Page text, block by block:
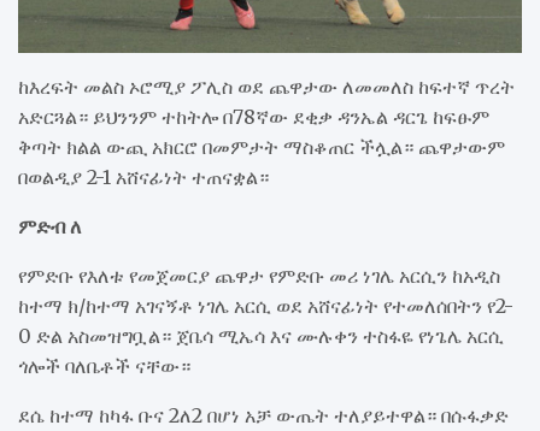
ከእረፍት መልስ ኦሮሚያ ፖሊስ ወደ ጨዋታው ለመመለስ ከፍተኛ ጥረት
አድርጓል። ይህንንም ተከትሎ በ78ኛው ደቂቃ ዳንኤል ዳርጌ ከፍፁም
ቅጣት ክልል ውጪ አክርሮ በመምታት ማስቆጠር ችሏል። ጨዋታውም
በወልዲያ 2-1 አሸናፊነት ተጠናቋል።
ምድብ ለ
የምድቡ የእለቱ የመጀመርያ ጨዋታ የምድቡ መሪ ነገሌ አርሲን ከአዲስ
ከተማ ክ/ከተማ አገናኝቶ ነገሌ አርሲ ወደ አሸናፊነት የተመለሰበትን የ2-
0 ድል አስመዝግቧል። ጀቤሳ ሚኤሳ እና ሙሉቀን ተስፋዬ የነጌሌ አርሲ
ጎሎች ባለቤቶች ናቸው።
ደሴ ከተማ ከካፋ ቡና 2ለ2 በሆነ አቻ ውጤት ተለያይተዋል። በሱፋቃድ